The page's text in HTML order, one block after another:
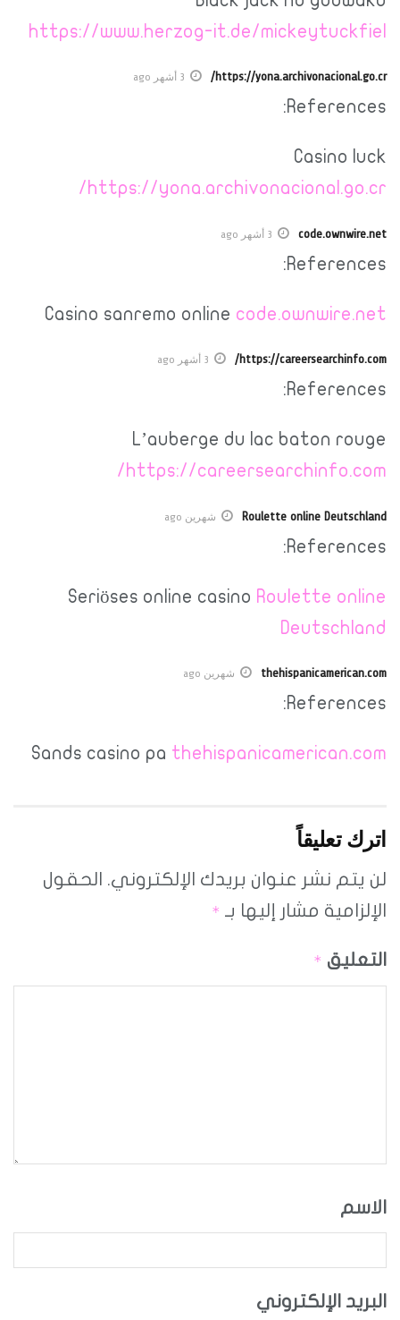
https://www.herzog-it.de/mickeytuckfiel
https://yona.archivonacional.go.cr/ 3 أشهر ago
References:
Casino luck
https://yona.archivonacional.go.cr/
code.ownwire.net 3 أشهر ago
References:
Casino sanremo online code.ownwire.net
https://careersearchinfo.com/ 3 أشهر ago
References:
L’auberge du lac baton rouge
https://careersearchinfo.com/
Roulette online Deutschland شهرين ago
References:
Seriöses online casino Roulette online
Deutschland
thehispanicamerican.com شهرين ago
References:
Sands casino pa thehispanicamerican.com
اترك تعليقاً
لن يتم نشر عنوان بريدك الإلكتروني. الحقول
الإلزامية مشار إليها بـ *
التعليق *
الاسم
البريد الإلكتروني